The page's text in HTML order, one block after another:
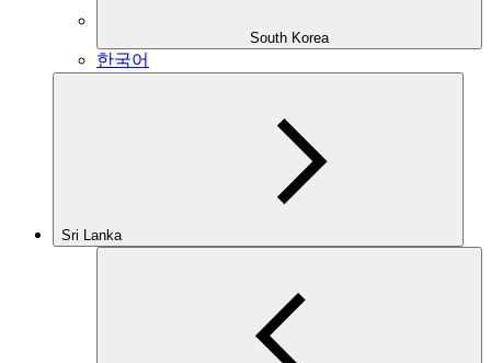
South Korea
한국어
Sri Lanka